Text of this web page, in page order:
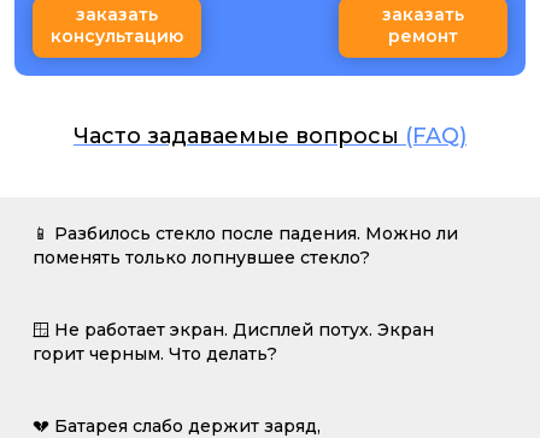
заказать
консультацию
заказать
ремонт
Часто задаваемые вопросы (FAQ)
📱 Разбилось стекло после падения. Можно ли
поменять только лопнувшее стекло?
🪟 Не работает экран. Дисплей потух. Экран
горит черным. Что делать?
💔 Батарея слабо держит заряд,